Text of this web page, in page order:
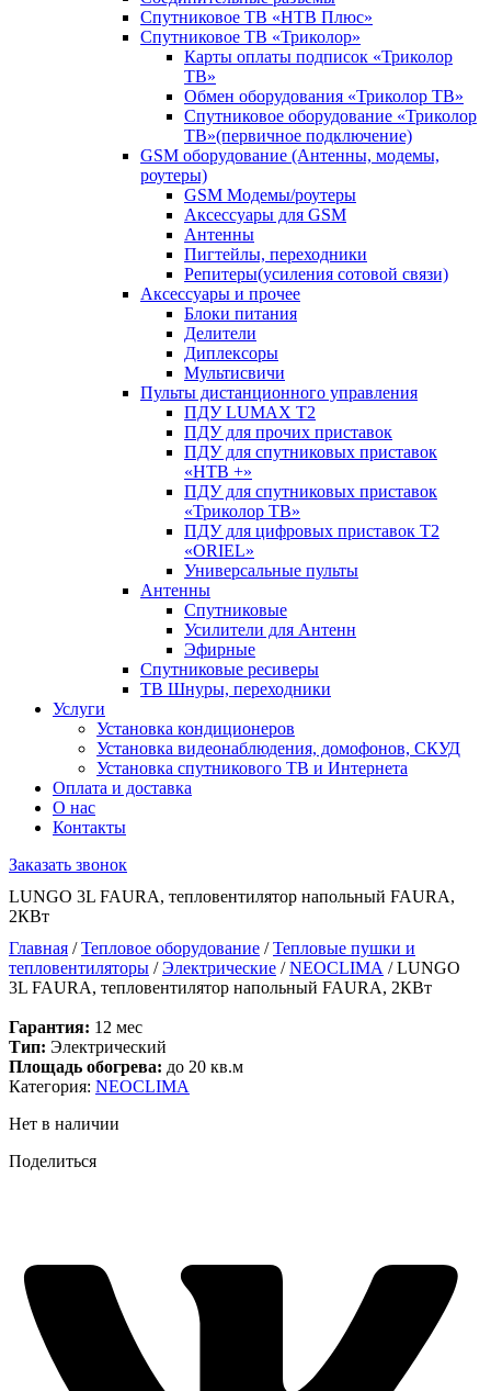
Спутниковое ТВ «НТВ Плюс»
Спутниковое ТВ «Триколор»
Карты оплаты подписок «Триколор
ТВ»
Обмен оборудования «Триколор ТВ»
Спутниковое оборудование «Триколор
ТВ»(первичное подключение)
GSM оборудование (Антенны, модемы,
роутеры)
GSM Модемы/роутеры
Аксессуары для GSM
Антенны
Пигтейлы, переходники
Репитеры(усиления сотовой связи)
Аксессуары и прочее
Блоки питания
Делители
Диплексоры
Мультисвичи
Пульты дистанционного управления
ПДУ LUMAX Т2
ПДУ для прочих приставок
ПДУ для спутниковых приставок
«НТВ +»
ПДУ для спутниковых приставок
«Триколор ТВ»
ПДУ для цифровых приставок Т2
«ORIEL»
Универсальные пульты
Антенны
Спутниковые
Усилители для Антенн
Эфирные
Спутниковые ресиверы
ТВ Шнуры, переходники
Услуги
Установка кондиционеров
Установка видеонаблюдения, домофонов, СКУД
Установка спутникового ТВ и Интернета
Оплата и доставка
О нас
Контакты
Заказать звонок
LUNGO 3L FAURA, тепловентилятор напольный FAURA,
2КВт
Главная /Тепловое оборудование /Тепловые пушки и
тепловентиляторы /Электрические /NEOCLIMA / LUNGO
3L FAURA, тепловентилятор напольный FAURA, 2КВт
Гарантия: 12 мес
Тип: Электрический
Площадь обогрева: до 20 кв.м
Категория: NEOCLIMA
Нет в наличии
Поделиться